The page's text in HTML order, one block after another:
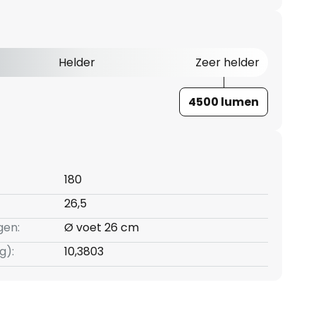
Helder Zeer helder
4500 lumen
180
26,5
Ø voet 26 cm
10,3803